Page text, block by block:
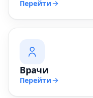
Перейти
Врачи
Перейти